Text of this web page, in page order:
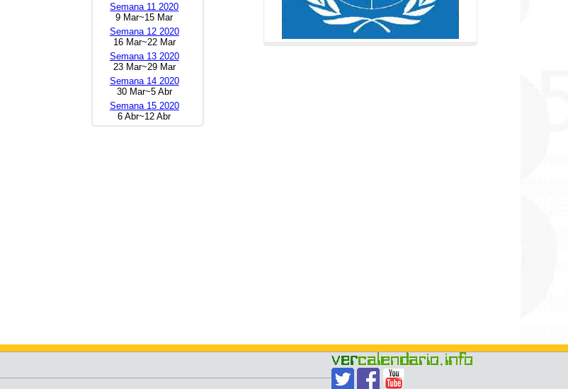
Semana 11 2020
9 Mar~15 Mar
Semana 12 2020
16 Mar~22 Mar
Semana 13 2020
23 Mar~29 Mar
Semana 14 2020
30 Mar~5 Abr
Semana 15 2020
6 Abr~12 Abr